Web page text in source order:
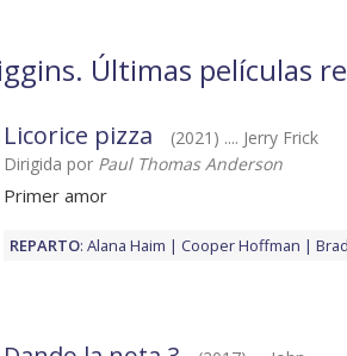
Últimas películas
Licorice pizza
(2021) .... Jerry Frick
Dirigida por Paul Thomas Anderson
Primer amor
REPARTO: Alana Haim Cooper Hoffman